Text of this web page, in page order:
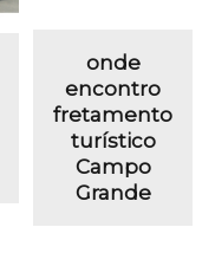
onde
encontro
fretamento
turístico
Campo
Grande